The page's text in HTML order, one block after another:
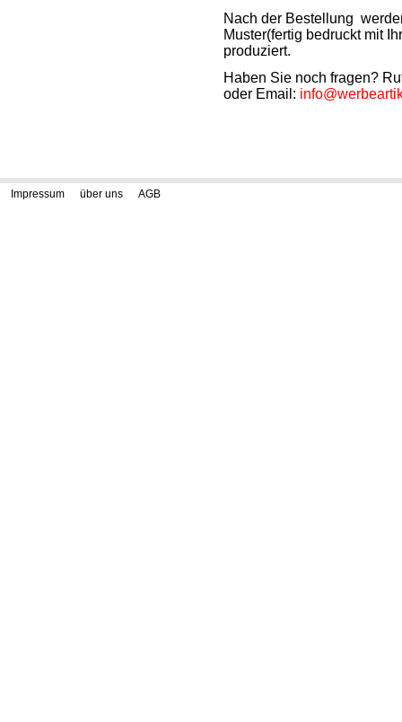
Nach der Bestellung
Muster(fertig bedruckt mit
produziert.
Haben Sie noch fragen?
oder Email:
Impressum über uns AGB